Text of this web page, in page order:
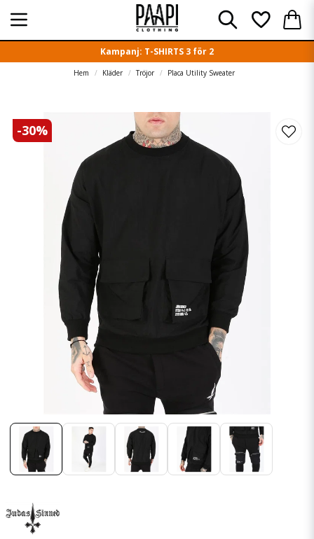
Kampanj: T-SHIRTS 3 för 2
Hem Kläder Tröjor Placa Utility Sweater
-30%